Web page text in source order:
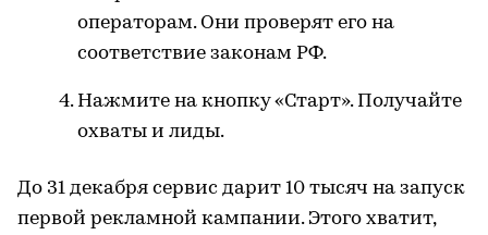
операторам. Они проверят его на
соответствие законам РФ.
Нажмите на кнопку «Старт». Получайте
охваты и лиды.
До 31 декабря сервис дарит 10 тысяч на запуск
первой рекламной кампании. Этого хватит,